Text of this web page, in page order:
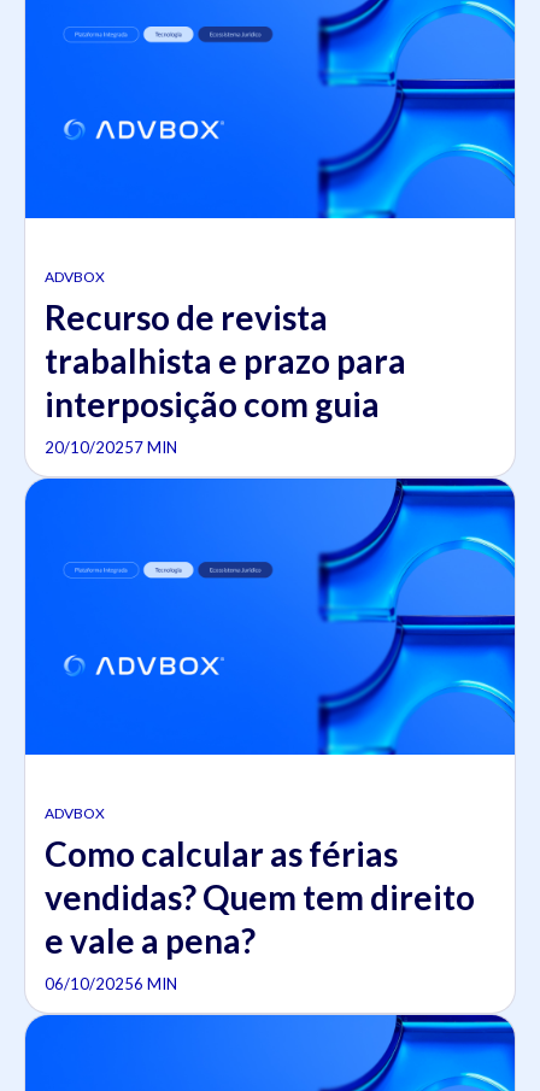
ADVBOX
Recurso de revista
trabalhista e prazo para
interposição com guia
20/10/20257 MIN
ADVBOX
Como calcular as férias
vendidas? Quem tem direito
e vale a pena?
06/10/20256 MIN